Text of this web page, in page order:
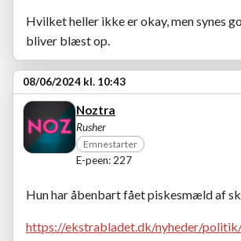
Hvilket heller ikke er okay, men synes
bliver blæst op.
08/06/2024 kl. 10:43
Noztra
Rusher
Emnestarter
E-peen: 227
Hun har åbenbart fået piskesmæld af
https://ekstrabladet.dk/nyheder/